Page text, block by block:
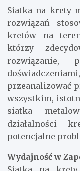
Siatka na krety
rozwiązań
kretów na
którzy
rozwiązanie,
przeanalizować
wszystkim,
siatka
działalności
potencjalne
Wydajność w